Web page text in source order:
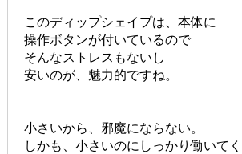
このディップシェイプは、本体に
操作ボタンが付いているので
そんなストレスもないし
安いのが、魅力的ですね。
小さいから、邪魔にならない。
しかも、小さいのにしっかり働いてく